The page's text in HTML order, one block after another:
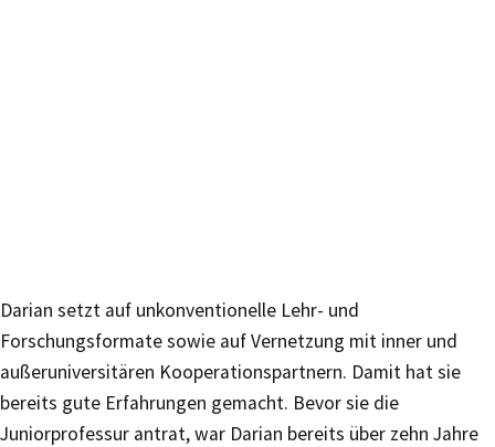
Darian setzt auf unkonventionelle Lehr- und
Forschungsformate sowie auf Vernetzung mit inner und
außeruniversitären Kooperationspartnern. Damit hat sie
bereits gute Erfahrungen gemacht. Bevor sie die
Juniorprofessur antrat, war Darian bereits über zehn Jahre